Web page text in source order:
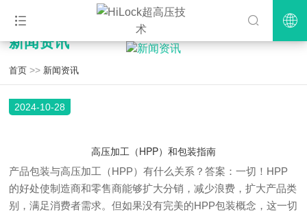
新闻资讯
首页 >> 新闻资讯
2024-10-28
高压加工（HPP）和包装指南
产品包装与高压加工（HPP）有什么关系？答案：一切！HPP
的好处使制造商和零售商能够扩大分销，减少浪费，扩大产品类
别，满足消费者需求。但如果没有完美的HPP包装概念，这一切